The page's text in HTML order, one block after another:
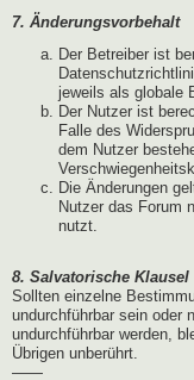
7. Änderungsvorbehalt
Der Betreiber ist
jeweils als globale
Der Nutzer ist
Falle des
dem Nutzer
Die Änderungen
Nutzer das Forum
nutzt.
8. Salvatorische Klausel
Sollten einzelne
undurchführbar sein oder
undurchführbar werden,
Übrigen unberührt.
——